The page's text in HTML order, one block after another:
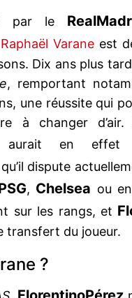
par le Real
Raphaël Varaneest
Dix ans plus
, remportant
une réussite qui
à changer
en effet
dispute
, Chelsea ou
sur les rangs, et
transfert du joueur.
?